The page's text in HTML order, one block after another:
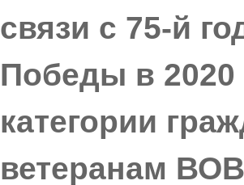
связи с 75-й
Победы в 2020
категории
ветеранам